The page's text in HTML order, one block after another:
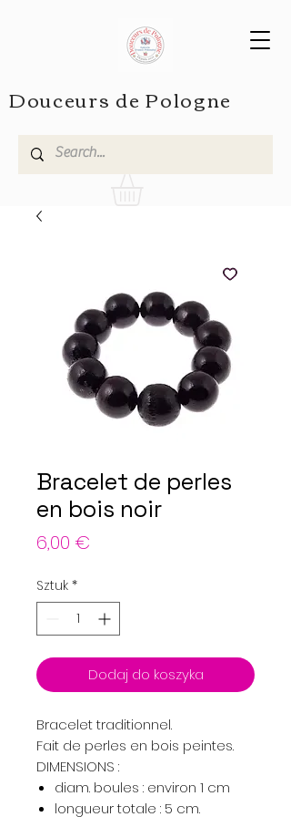
Douceurs de Pologne
Bracelet de perles
en bois noir
6,00 €
Sztuk *
Dodaj do koszyka
Bracelet traditionnel.
Fait de perles en bois peintes.
DIMENSIONS :
diam. boules : environ 1 cm
longueur totale : 5 cm.